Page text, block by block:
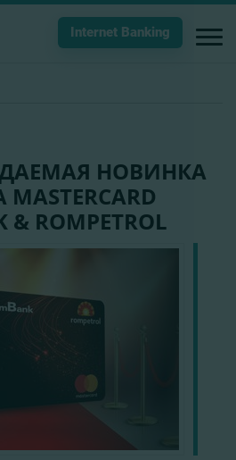
Internet Banking
НОВИНКА
& ROMPETROL